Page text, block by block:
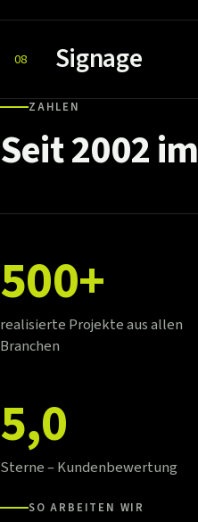
08 Signage
ZAHLEN
Seit2002im
500+
realisierte Projekte aus allen
Branchen
5,0
Sterne – Kundenbewertung
SO ARBEITEN WIR